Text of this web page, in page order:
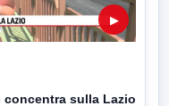
▶
concentra sulla Lazio